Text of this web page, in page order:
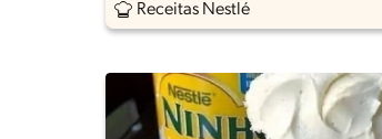
Receitas Nestlé